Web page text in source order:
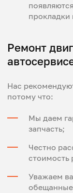
прокладки
Ремонт
Нас
потому что:
Мы даем
запчасть;
Честно
стоимость
Уважаем